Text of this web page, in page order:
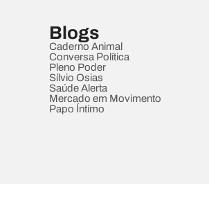
Blogs
Caderno Animal
Conversa Política
Pleno Poder
Sílvio Osias
Saúde Alerta
Mercado em Movimento
Papo Íntimo